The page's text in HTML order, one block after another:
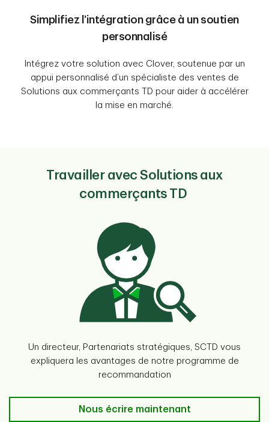
Simplifiez l’intégration grâce à un soutien
personnalisé
Intégrez votre solution avec Clover, soutenue par un
appui personnalisé d’un spécialiste des ventes de
Solutions aux commerçants TD pour aider à accélérer
la mise en marché.
Travailler avec Solutions aux
commerçants TD
Un directeur, Partenariats stratégiques, SCTD vous
expliquera les avantages de notre programme de
recommandation
Nous écrire maintenant